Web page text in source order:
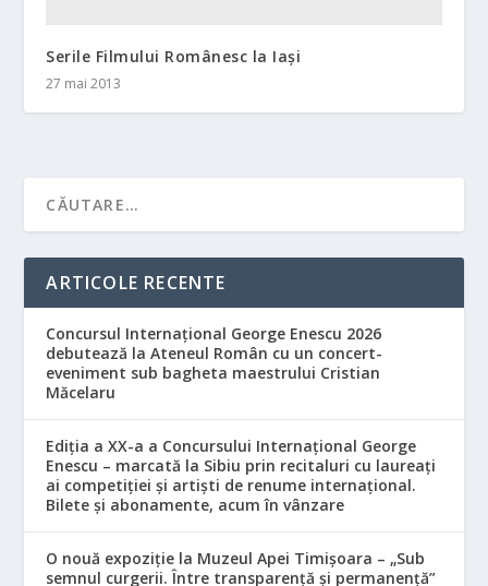
Serile Filmului Românesc la Iaşi
27 mai 2013
ARTICOLE RECENTE
Concursul Internațional George Enescu 2026
debutează la Ateneul Român cu un concert-
eveniment sub bagheta maestrului Cristian
Măcelaru
Ediția a XX-a a Concursului Internațional George
Enescu – marcată la Sibiu prin recitaluri cu laureați
ai competiției și artiști de renume internațional.
Bilete și abonamente, acum în vânzare
O nouă expoziție la Muzeul Apei Timișoara – „Sub
semnul curgerii. Între transparență și permanență”